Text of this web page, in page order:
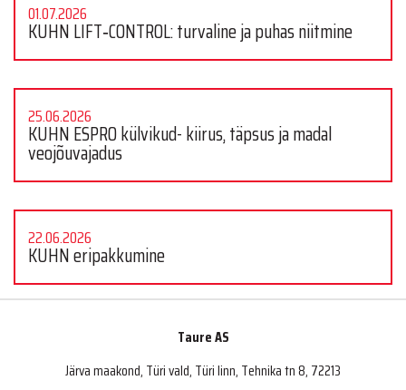
01.07.2026
KUHN LIFT‑CONTROL: turvaline ja puhas niitmine
25.06.2026
KUHN ESPRO külvikud- kiirus, täpsus ja madal
veojõuvajadus
22.06.2026
KUHN eripakkumine
Taure AS
Järva maakond, Türi vald, Türi linn, Tehnika tn 8, 72213